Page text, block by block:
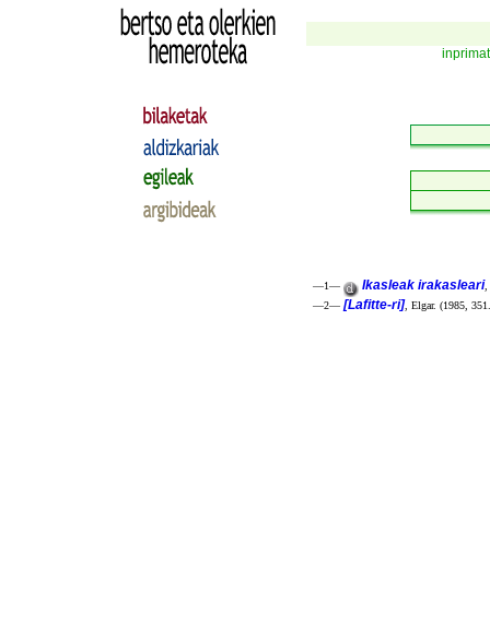
—1— Ikasleak irakasleari,
—2— [Lafitte-ri], Elgar. (1985,